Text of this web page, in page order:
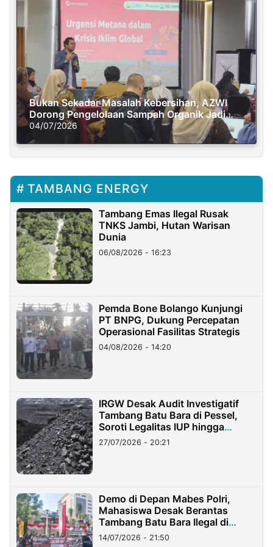
Bukan Sekadar Masalah Kebersihan, AZWI
Dorong Pengelolaan Sampah Organik Jadi
Solusi Krisis Iklim
04/07/2026
TAMBANG ENERGY
Tambang Emas Ilegal Rusak
TNKS Jambi, Hutan Warisan
Dunia
06/08/2026 - 16:23
Pemda Bone Bolango Kunjungi
PT BNPG, Dukung Percepatan
Operasional Fasilitas Strategis
04/08/2026 - 14:20
IRGW Desak Audit Investigatif
Tambang Batu Bara di Pessel,
Soroti Legalitas IUP hingga
Stockpile
27/07/2026 - 20:21
Demo di Depan Mabes Polri,
Mahasiswa Desak Berantas
Tambang Batu Bara Ilegal di
Lampung
14/07/2026 - 21:50